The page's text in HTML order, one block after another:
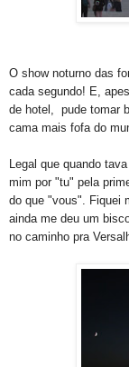
O show noturno das
cada segundo! E,
de hotel, pude tomar
cama mais fofa do
Legal que quando
mim por "tu" pela
do que "vous". Fiquei
ainda me deu um
no caminho pra